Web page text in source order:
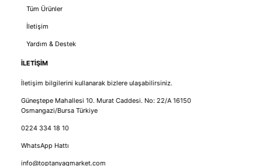
Tüm Ürünler
İletişim
Yardım & Destek
İLETİŞİM
İletişim bilgilerini kullanarak bizlere ulaşabilirsiniz.
Güneştepe Mahallesi 10. Murat Caddesi. No: 22/A 16150
Osmangazi/Bursa Türkiye
0224 334 18 10
WhatsApp Hattı
info@toptanyagmarket.com